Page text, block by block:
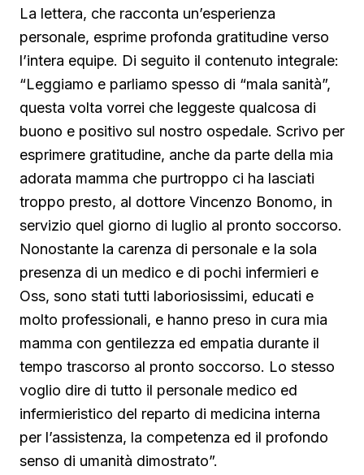
La lettera, che racconta un’esperienza
personale, esprime profonda gratitudine verso
l’intera equipe. Di seguito il contenuto integrale:
“Leggiamo e parliamo spesso di “mala sanità”,
questa volta vorrei che leggeste qualcosa di
buono e positivo sul nostro ospedale. Scrivo per
esprimere gratitudine, anche da parte della mia
adorata mamma che purtroppo ci ha lasciati
troppo presto, al dottore Vincenzo Bonomo, in
servizio quel giorno di luglio al pronto soccorso.
Nonostante la carenza di personale e la sola
presenza di un medico e di pochi infermieri e
Oss, sono stati tutti laboriosissimi, educati e
molto professionali, e hanno preso in cura mia
mamma con gentilezza ed empatia durante il
tempo trascorso al pronto soccorso. Lo stesso
voglio dire di tutto il personale medico ed
infermieristico del reparto di medicina interna
per l’assistenza, la competenza ed il profondo
senso di umanità dimostrato”.